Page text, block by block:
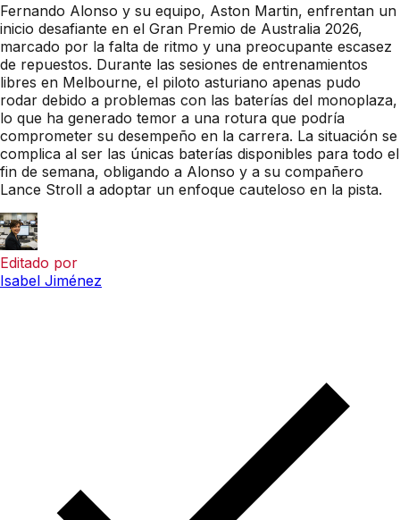
Fernando Alonso y su equipo, Aston Martin, enfrentan un
inicio desafiante en el Gran Premio de Australia 2026,
marcado por la falta de ritmo y una preocupante escasez
de repuestos. Durante las sesiones de entrenamientos
libres en Melbourne, el piloto asturiano apenas pudo
rodar debido a problemas con las baterías del monoplaza,
lo que ha generado temor a una rotura que podría
comprometer su desempeño en la carrera. La situación se
complica al ser las únicas baterías disponibles para todo el
fin de semana, obligando a Alonso y a su compañero
Lance Stroll a adoptar un enfoque cauteloso en la pista.
Editado por
Isabel Jiménez